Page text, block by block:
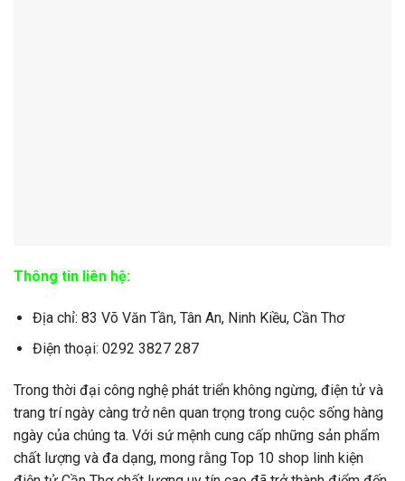
Thông tin liên hệ:
Địa chỉ: 83 Võ Văn Tần, Tân An, Ninh Kiều, Cần Thơ
Điện thoại: 0292 3827 287
Trong thời đại công nghệ phát triển không ngừng, điện tử và
trang trí ngày càng trở nên quan trọng trong cuộc sống hàng
ngày của chúng ta. Với sứ mệnh cung cấp những sản phẩm
chất lượng và đa dạng, mong rằng Top 10 shop linh kiện